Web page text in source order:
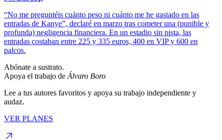
“No me preguntéis cuánto peso ni cuánto me he gastado en las
entradas de Kanye”, declaré en marzo tras cometer una (punible y
profunda) negligencia financiera. En un estadio sin pista, las
entradas costaban entre 225 y 335 euros, 400 en VIP y 600 en
palcos.
Abónate a sustrato.
Apoya el trabajo de Álvaro Boro
Lee a tus autores favoritos y apoya su trabajo independiente y
audaz.
VER PLANES